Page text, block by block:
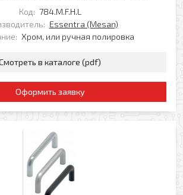
Код: 784.M.F.H.L
Essentra (Mesan)
Хром, или ручная полировка
в каталоге (pdf)
Оформить заявку